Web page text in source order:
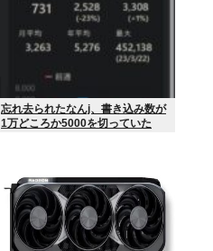
忘れ去られたなんj、書き込み数が
1万どころか5000を切っていた